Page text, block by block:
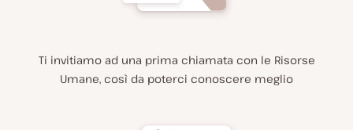
Ti invitiamo ad una prima chiamata con le Risorse
Umane, così da poterci conoscere meglio